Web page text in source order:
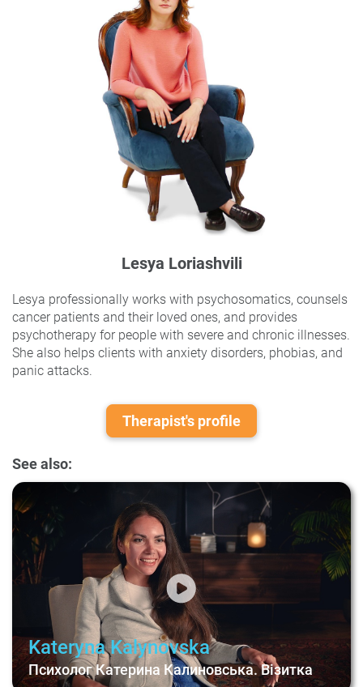
Lesya Loriashvili
Lesya professionally works with psychosomatics, counsels
cancer patients and their loved ones, and provides
psychotherapy for people with severe and chronic illnesses.
She also helps clients with anxiety disorders, phobias, and
panic attacks.
Therapist's profile
See also:
Kateryna Kalynovska
Психолог Катерина Калиновська. Візитка